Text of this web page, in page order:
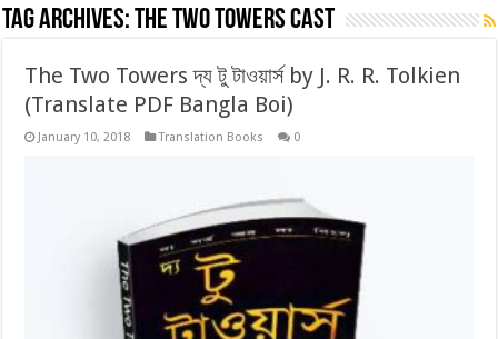
Tag Archives:the two towers cast
The Two Towers দ্য টু টাওয়ার্স by J. R. R. Tolkien
(Translate PDF Bangla Boi)
January 10, 2018 Translation Books 0